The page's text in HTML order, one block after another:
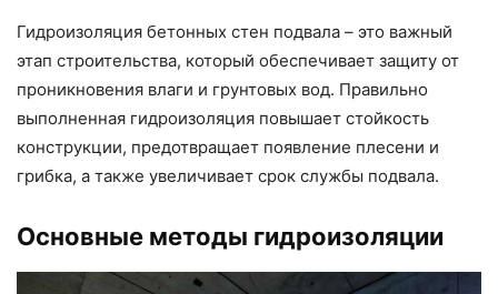
Гидроизоляция бетонных стен подвала – это важный
этап строительства, который обеспечивает защиту от
проникновения влаги и грунтовых вод. Правильно
выполненная гидроизоляция повышает стойкость
конструкции, предотвращает появление плесени и
грибка, а также увеличивает срок службы подвала.
Основные методы гидроизоляции